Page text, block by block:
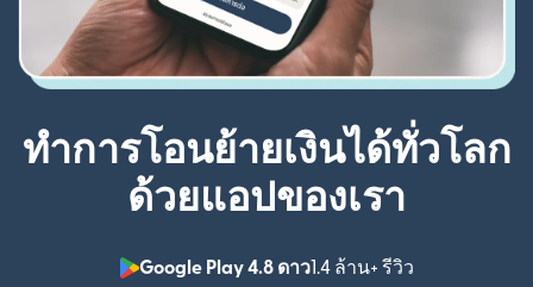
ทำการโอนย้ายเงินได้ทั่วโลก
ด้วยแอปของเรา
Google Play 4.8 ดาว1.4 ล้าน+ รีวิว
(เปิดในหน้าต่